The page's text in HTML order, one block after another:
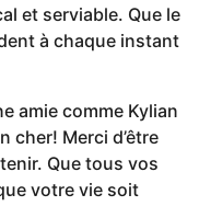
et serviable. Que le
à chaque instant
amie comme Kylian
cher! Merci d’être
Que tous vos
votre vie soit